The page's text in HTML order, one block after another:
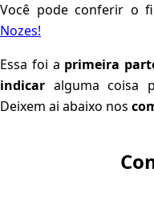
Você pode conferir o
Nozes!
Essa foi a primeira
indicar alguma coisa
Deixem ai abaixo nos